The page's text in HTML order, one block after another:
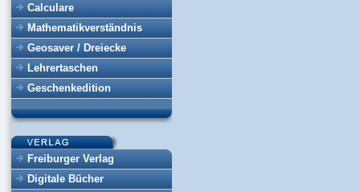
Calculare
Mathematikverständnis
Geosaver / Dreiecke
Lehrertaschen
Geschenkedition
Freiburger Verlag
Digitale Bücher